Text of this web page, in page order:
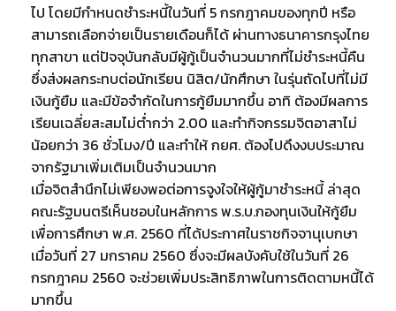
ไป โดยมีกำหนดชำระหนี้ในวันที่ 5 กรกฎาคมของทุกปี หรือ
สามารถเลือกจ่ายเป็นรายเดือนก็ได้ ผ่านทางธนาคารกรุงไทย
ทุกสาขา แต่ปัจจุบันกลับมีผู้กู้เป็นจำนวนมากที่ไม่ชำระหนี้คืน
ซึ่งส่งผลกระทบต่อนักเรียน นิสิต/นักศึกษา ในรุ่นถัดไปที่ไม่มี
เงินกู้ยืม และมีข้อจำกัดในการกู้ยืมมากขึ้น อาทิ ต้องมีผลการ
เรียนเฉลี่ยสะสมไม่ต่ำกว่า 2.00 และทำกิจกรรมจิตอาสาไม่
น้อยกว่า 36 ชั่วโมง/ปี และทำให้ กยศ. ต้องไปดึงงบประมาณ
จากรัฐมาเพิ่มเติมเป็นจำนวนมาก
เมื่อจิตสำนึกไม่เพียงพอต่อการจูงใจให้ผู้กู้มาชำระหนี้ ล่าสุด
คณะรัฐมนตรีเห็นชอบในหลักการ พ.ร.บ.กองทุนเงินให้กู้ยืม
เพื่อการศึกษา พ.ศ. 2560 ที่ได้ประกาศในราชกิจจานุเบกษา
เมื่อวันที่ 27 มกราคม 2560 ซึ่งจะมีผลบังคับใช้ในวันที่ 26
กรกฎาคม 2560 จะช่วยเพิ่มประสิทธิภาพในการติดตามหนี้ได้
มากขึ้น